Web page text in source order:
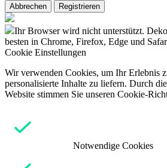
Abbrechen Registrieren
Ihr Browser wird nicht unterstützt.
besten in Chrome, Firefox, Edge und
Cookie Einstellungen
Wir verwenden Cookies, um Ihr Erlebnis
personalisierte Inhalte zu liefern. Durch
Website stimmen Sie unseren Cookie-
Notwendige Cookies